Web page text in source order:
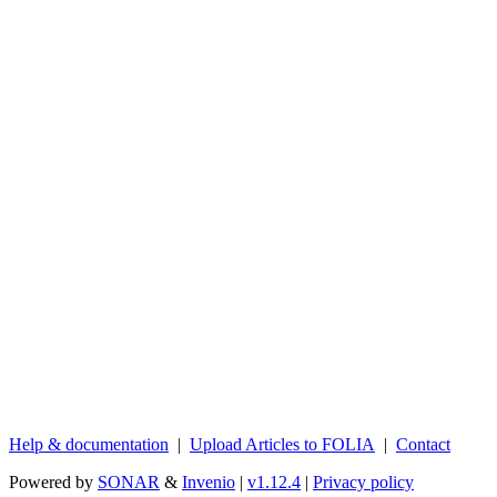
Help & documentation | Upload Articles to FOLIA | Contact
Powered by SONAR & Invenio | v1.12.4 | Privacy policy